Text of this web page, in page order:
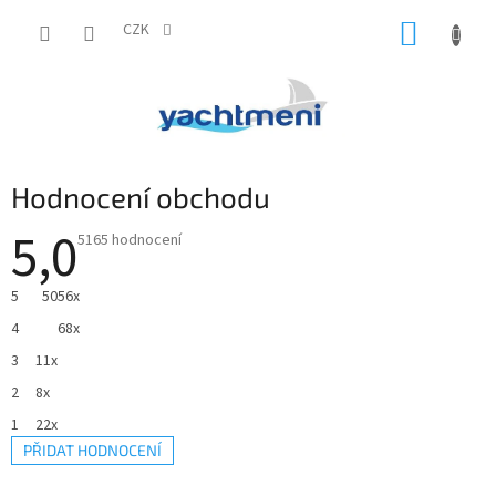
CZK
Hodnocení obchodu
5,0Průměrné
5,0
5
5165 hodnocení
5
5056x
4
68x
3
11x
2
8x
1
22x
PŘIDAT HODNOCENÍ